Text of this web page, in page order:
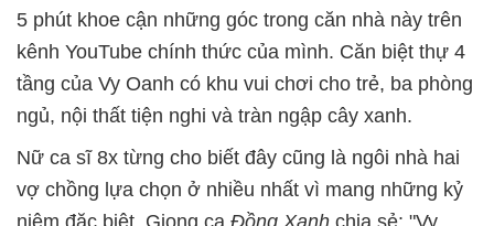
5 phút khoe cận những góc trong căn nhà này trên
kênh YouTube chính thức của mình. Căn biệt thự 4
tầng của Vy Oanh có khu vui chơi cho trẻ, ba phòng
ngủ, nội thất tiện nghi và tràn ngập cây xanh.
Nữ ca sĩ 8x từng cho biết đây cũng là ngôi nhà hai
vợ chồng lựa chọn ở nhiều nhất vì mang những kỷ